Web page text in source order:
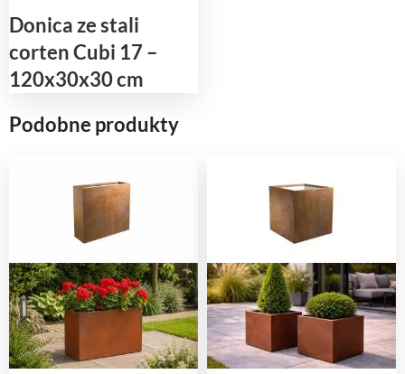
Donica ze stali
corten Cubi 17 –
120x30x30 cm
Podobne produkty